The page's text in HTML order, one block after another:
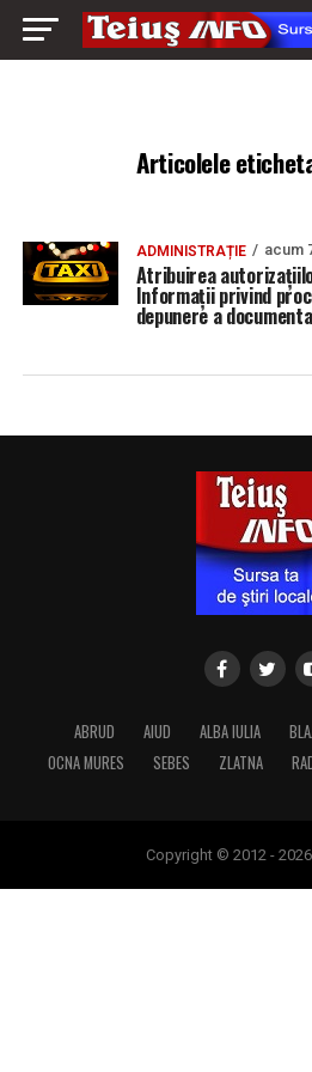
Articolele
ADMINISTRAȚIE acum
Atribuirea
Informații privind
depunere a
ABRUD AIUD ALBA IULIA
OCNA MURES
SEBES ZLATNA
Copyright © 2012 - 2026